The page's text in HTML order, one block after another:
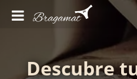
Descubre